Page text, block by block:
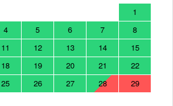
1
4 5 6 7
8
11 12 13 14
15
18 19 20 21
22
25 26 27 28
29